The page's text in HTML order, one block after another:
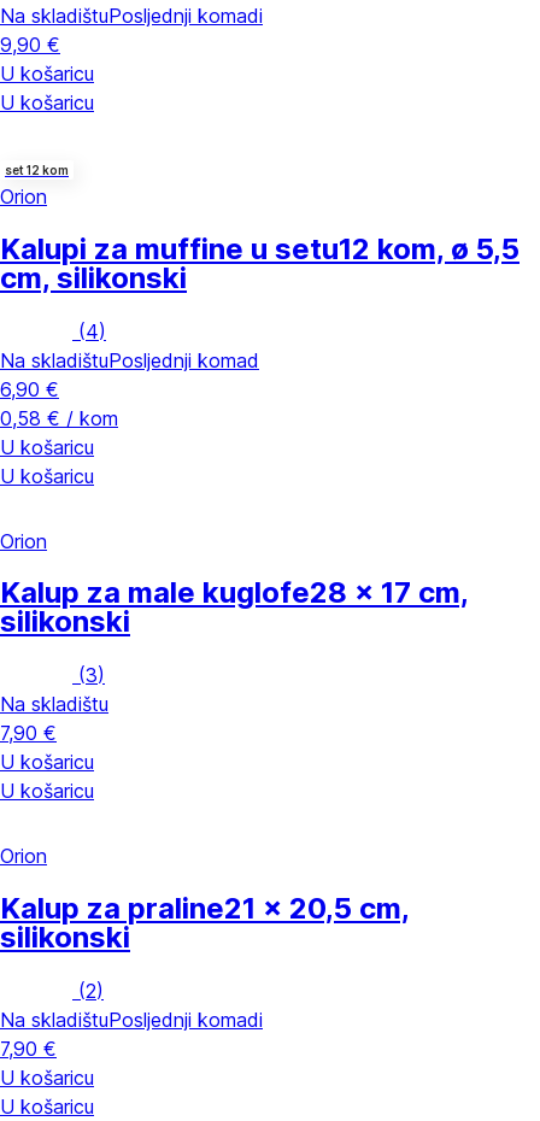
Na skladištuPosljednji komadi
9,90 €
U košaricu
U košaricu
set 12 kom
Orion
Kalupi za muffine u setu12 kom, ø 5,5
cm, silikonski
(4)
Na skladištuPosljednji komad
6,90 €
0,58 € / kom
U košaricu
U košaricu
Orion
Kalup za male kuglofe28 x 17 cm,
silikonski
(3)
Na skladištu
7,90 €
U košaricu
U košaricu
Orion
Kalup za praline21 x 20,5 cm,
silikonski
(2)
Na skladištuPosljednji komadi
7,90 €
U košaricu
U košaricu